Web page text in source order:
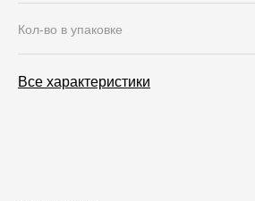
Кол-во в упаковке
Все характеристики